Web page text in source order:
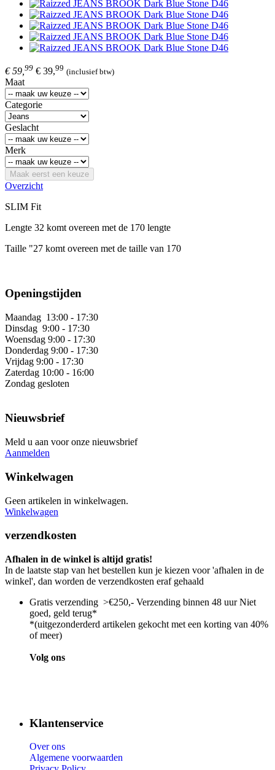
€ 59, 99 € 39,99 (inclusief btw)
Maat
Categorie
Geslacht
Merk
Maak eerst een keuze
Overzicht
SLIM Fit
Lengte 32 komt overeen met de 170 lengte
Taille "27 komt overeen met de taille van 170
Openingstijden
Maandag 13:00 - 17:30
Dinsdag 9:00 - 17:30
Woensdag 9:00 - 17:30
Donderdag 9:00 - 17:30
Vrijdag 9:00 - 17:30
Zaterdag 10:00 - 16:00
Zondag gesloten
Nieuwsbrief
Meld u aan voor onze nieuwsbrief
Aanmelden
Winkelwagen
Geen artikelen in winkelwagen.
Winkelwagen
verzendkosten
Afhalen in de winkel is altijd gratis!
In de laatste stap van het bestellen kun je kiezen voor 'afhalen in de
winkel', dan worden de verzendkosten eraf gehaald
Gratis verzending >€250,- Verzending binnen 48 uur Niet
goed, geld terug*
*(uitgezonderderd artikelen gekocht met een korting van 40%
of meer)
Volg ons
Klantenservice
Over ons
Algemene voorwaarden